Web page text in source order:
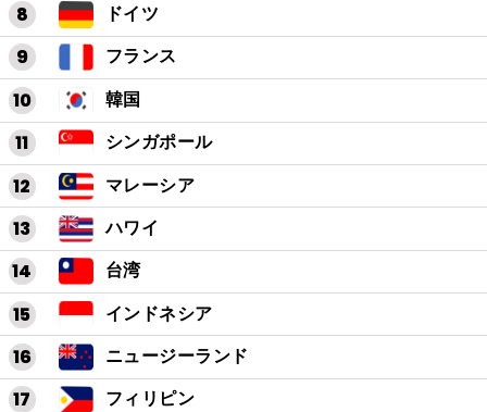
ドイツ
フランス
韓国
シンガポール
マレーシア
ハワイ
台湾
インドネシア
ニュージーランド
フィリピン